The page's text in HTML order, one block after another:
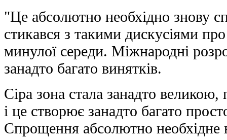
"Це абсолютно необхідно знову
стикався з такими дискусіями
минулої середи. Міжнародні
занадто багато винятків.
Сіра зона стала занадто великою,
і це створює занадто багато
Спрощення абсолютно необхідне